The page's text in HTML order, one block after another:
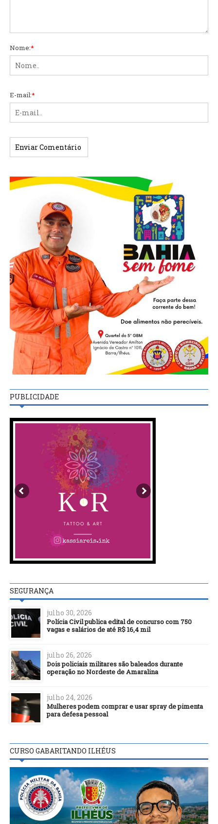
Nome:*
E-mail:*
PUBLICIDADE
SEGURANÇA
julho 30, 2026
Polícia Civil publica edital de concurso com 750
vagas e salários de até R$ 16,4 mil
julho 26, 2026
Dois policiais militares são baleados durante
operação no Nordeste de Amaralina
julho 24, 2026
Mulheres podem comprar e usar spray de pimenta
para defesa pessoal
CURSO GABARITANDO ILHÉUS